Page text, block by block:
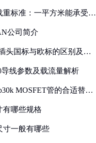
重标准：一平方米能承受多
公司简介
头国标与欧标的区别及其
导线参数及载流量解析
MOSFET管的合适替代
有哪些规格
寸一般有哪些